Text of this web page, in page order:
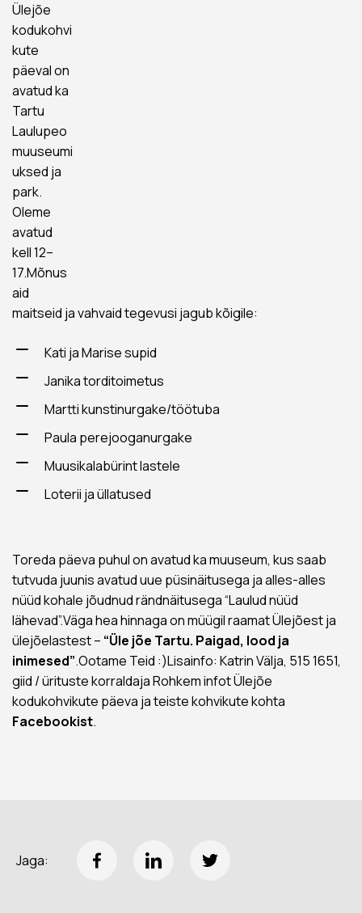
Ülejõe
kodukohvi
kute
päeval on
avatud ka
Tartu
Laulupeo
muuseumi
uksed ja
park.
Oleme
avatud
kell 12–
17.Mõnus
aid
maitseid ja vahvaid tegevusi jagub kõigile:
Kati ja Marise supid
Janika torditoimetus
Martti kunstinurgake/töötuba
Paula perejooganurgake
Muusikalabürint lastele
Loterii ja üllatused
Toreda päeva puhul on avatud ka muuseum, kus saab
tutvuda juunis avatud uue püsinäitusega ja alles-alles
nüüd kohale jõudnud rändnäitusega “Laulud nüüd
lähevad”.Väga hea hinnaga on müügil raamat Ülejõest ja
ülejõelastest – “Üle jõe Tartu. Paigad, lood ja
inimesed”.Ootame Teid :)Lisainfo: Katrin Välja, 515 1651,
giid / ürituste korraldaja Rohkem infot Ülejõe
kodukohvikute päeva ja teiste kohvikute kohta
Facebookist.
Jaga: